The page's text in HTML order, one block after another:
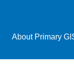
About Primary